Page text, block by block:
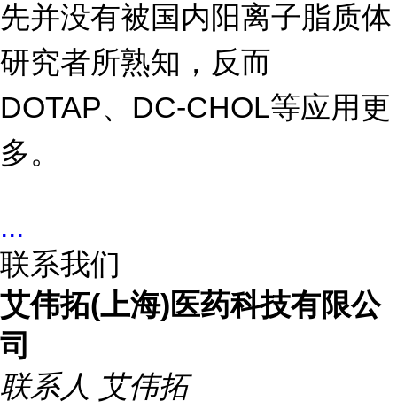
先并没有被国内阳离子脂质体
研究者所熟知，反而
DOTAP、 DC-CHOL等应用更
多。
...
联系我们
艾伟拓(上海)医药科技有限公
司
联系人 艾伟拓